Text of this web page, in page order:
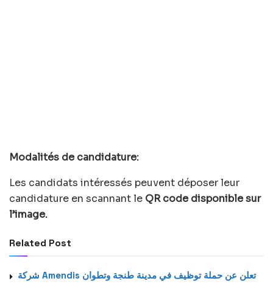
Modalités de candidature:
Les candidats intéressés peuvent déposer leur
candidature en scannant le QR code disponible sur
l’image.
Related Post
شركة Amendis تعلن عن حملة توظيف في مدينة طنجة وتطوان